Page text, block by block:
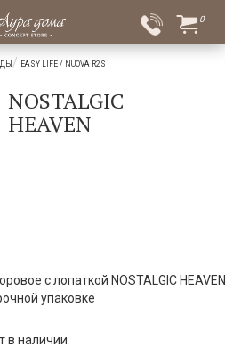
0
EASY LIFE / NUOVA R2S
NOSTALGIC
HEAVEN
с лопаткой NOSTALGIC HEAVEN
упаковке
в наличии